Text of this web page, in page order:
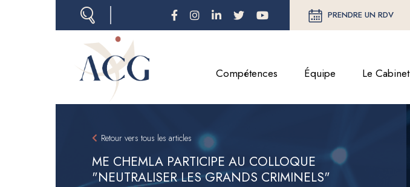
PRENDRE UN RDV
Compétences Équipe Le Cabinet
Retour vers tous les articles
ME CHEMLA PARTICIPE AU COLLOQUE
"NEUTRALISER LES GRANDS CRIMINELS"